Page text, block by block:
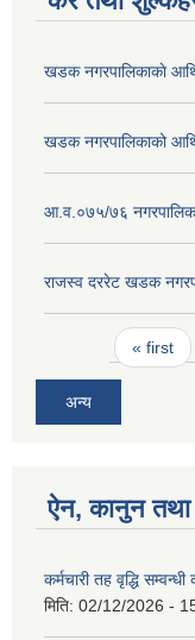
खडक नगरपालिकाकाे
खडक नगरपालिकाको
आ.व.०७५/७६
राजस्व दररेट खडक
Pages« first
अन्य
ऐन, कानुन तथा
कर्मचारी तह वृद्धि
मिति: 02/12/2026 -